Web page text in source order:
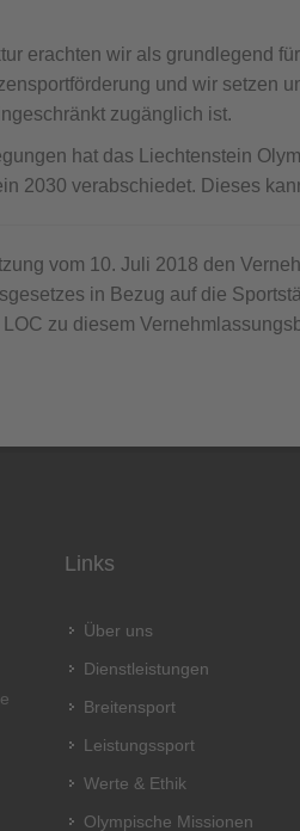
erachten wir als grundlegend
und wir setzen
zugänglich ist.
hat das Liechtenstein
2030 verabschiedet. Dieses
vom 10. Juli 2018 den
in Bezug auf die
zu diesem
Links
Über uns
Dienstleistungen
Breitensport
Leistungssport
Werte & Ethik
Olympische Missionen